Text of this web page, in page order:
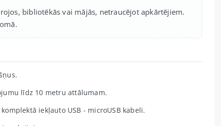
bibliotēkās vai mājās, netraucējot apkārtējiem.
līdz 10 metru attālumam.
iekļauto USB - microUSB kabeli.